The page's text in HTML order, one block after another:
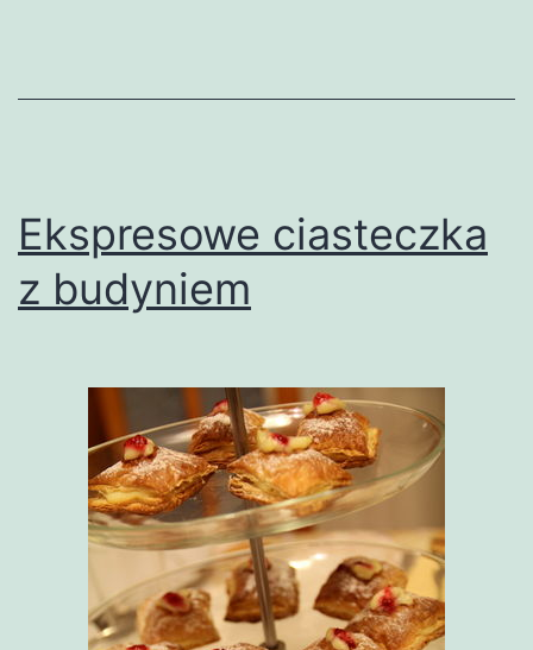
Ekspresowe ciasteczka
z budyniem